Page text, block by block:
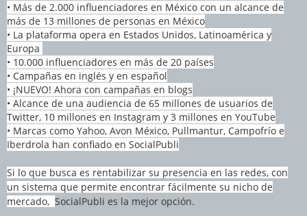
• Más de 2.000 influenciadores en México con un alcance de
más de 13 millones de personas en México
• La plataforma opera en Estados Unidos, Latinoamérica y
Europa
• 10.000 influenciadores en más de 20 países
• Campañas en inglés y en español
• ¡NUEVO! Ahora con campañas en blogs
• Alcance de una audiencia de 65 millones de usuarios de
Twitter, 10 millones en Instagram y 3 millones en YouTube
• Marcas como Yahoo, Avon México, Pullmantur, Campofrío e
Iberdrola han confiado en SocialPubli
Si lo que busca es rentabilizar su presencia en las redes, con
un sistema que permite encontrar fácilmente su nicho de
mercado, SocialPubli es la mejor opción.